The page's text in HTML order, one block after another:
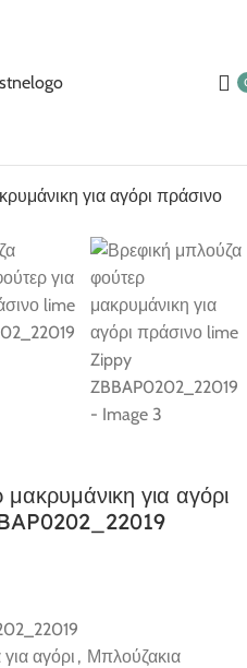
για αγόρι
αγόρι , Μπλούζακια
με κάρτα!